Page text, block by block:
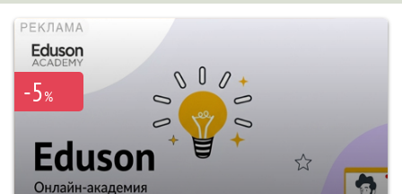
-5%